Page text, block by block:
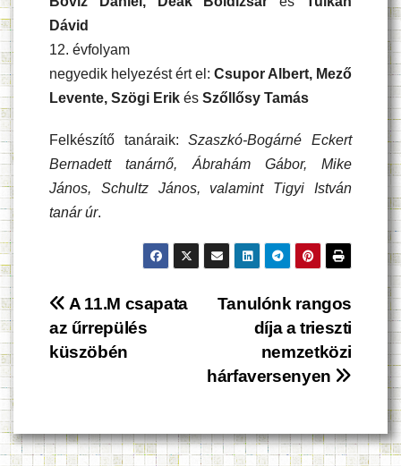
Dávid
12. évfolyam
negyedik helyezést ért el: Csupor Albert, Mező
Levente, Szögi Erik és Szőllősy Tamás
Felkészítő tanáraik:Szaszkó-Bogárné Eckert
Bernadett tanárnő, Ábrahám Gábor, Mike
János, Schultz János, valamint Tigyi István
tanár úr.
Bejegyzés
navigáció
Tanulónk rangos
díja a trieszti
nemzetközi
hárfaversenyen
A 11.M csapata
az űrrepülés
küszöbén